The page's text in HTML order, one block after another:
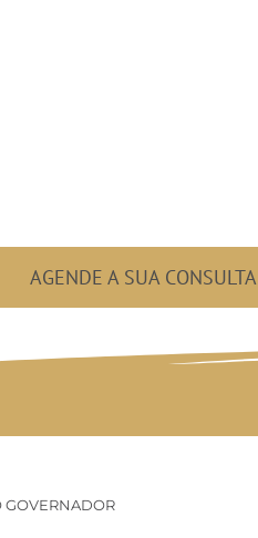
AGENDE A SUA CONSULTA
GOVERNADOR